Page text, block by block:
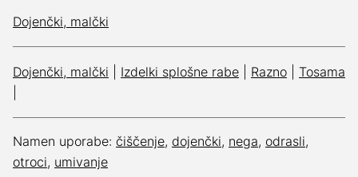
Dojenčki, malčki
Dojenčki, malčki Izdelki splošne rabe Razno
Tosama
Namen uporabe: čiščenje, dojenčki, nega, odrasli,
otroci, umivanje